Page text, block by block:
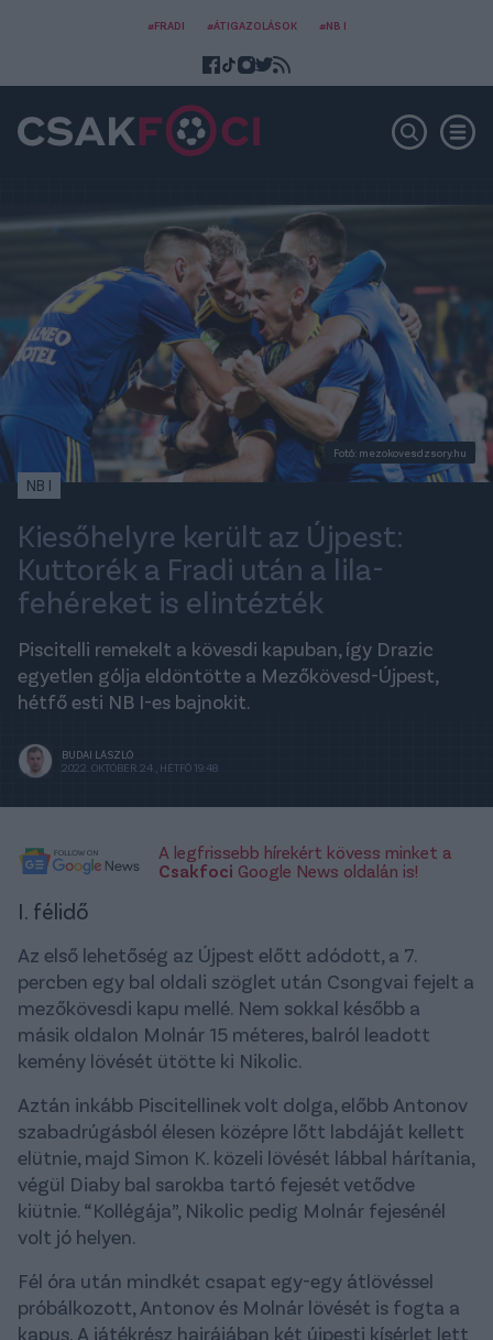
#FRADI #ÁTIGAZOLÁSOK #NB I
Fotó: mezokovesdzsory.hu
NB I
Kiesőhelyre került az Újpest:
Kuttorék a Fradi után a lila-
fehéreket is elintézték
Piscitelli remekelt a kövesdi kapuban, így Drazic
egyetlen gólja eldöntötte a Mezőkövesd-Újpest,
hétfő esti NB I-es bajnokit.
BUDAI LÁSZLÓ
2022. OKTÓBER 24., HÉTFŐ 19:48
A legfrissebb hírekért kövess minket a
Csakfoci Google News oldalán is!
I. félidő
Az első lehetőség az Újpest előtt adódott, a 7.
percben egy bal oldali szöglet után Csongvai fejelt a
mezőkövesdi kapu mellé. Nem sokkal később a
másik oldalon Molnár 15 méteres, balról leadott
kemény lövését ütötte ki Nikolic.
Aztán inkább Piscitellinek volt dolga, előbb Antonov
szabadrúgásból élesen középre lőtt labdáját kellett
elütnie, majd Simon K. közeli lövését lábbal hárítania,
végül Diaby bal sarokba tartó fejesét vetődve
kiütnie. “Kollégája”, Nikolic pedig Molnár fejesénél
volt jó helyen.
Fél óra után mindkét csapat egy-egy átlövéssel
próbálkozott, Antonov és Molnár lövését is fogta a
kapus. A játékrész hajrájában két újpesti kísérlet lett